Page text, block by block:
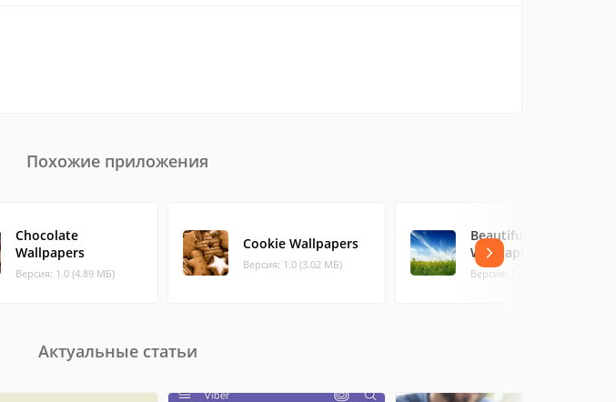
Похожие приложения
Chocolate
Wallpapers
Версия: 1.0 (4.89 МБ)
Cookie Wallpapers
Версия: 1.0 (3.02 МБ)
Beautiful Nature
Wallpapers #1
Версия: 1.0 (5.14 МБ)
Актуальные статьи